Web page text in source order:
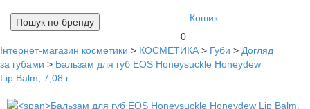
Кошик
0
Пошук по бренду
Інтернет-магазин косметики > КОСМЕТИКА > Губи > Догляд
за губами > Бальзам для губ EOS Honeysuckle Honeydew
Lip Balm, 7,08 г